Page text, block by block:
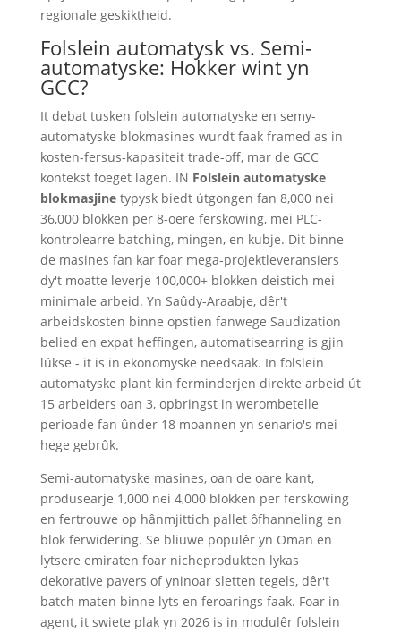
regionale geskiktheid.
Folslein automatysk vs. Semi-
automatyske: Hokker wint yn
GCC?
It debat tusken folslein automatyske en semy-
automatyske blokmasines wurdt faak framed as in
kosten-fersus-kapasiteit trade-off, mar de GCC
kontekst foeget lagen. IN Folslein automatyske
blokmasjine typysk biedt útgongen fan 8,000 nei
36,000 blokken per 8-oere ferskowing, mei PLC-
kontrolearre batching, mingen, en kubje. Dit binne
de masines fan kar foar mega-projektleveransiers
dy't moatte leverje 100,000+ blokken deistich mei
minimale arbeid. Yn Saûdy-Araabje, dêr't
arbeidskosten binne opstien fanwege Saudization
belied en expat heffingen, automatisearring is gjin
lúkse - it is in ekonomyske needsaak. In folslein
automatyske plant kin ferminderjen direkte arbeid út
15 arbeiders oan 3, opbringst in werombetelle
perioade fan ûnder 18 moannen yn senario's mei
hege gebrûk.
Semi-automatyske masines, oan de oare kant,
produsearje 1,000 nei 4,000 blokken per ferskowing
en fertrouwe op hânmjittich pallet ôfhanneling en
blok ferwidering. Se bliuwe populêr yn Oman en
lytsere emiraten foar nicheprodukten lykas
dekorative pavers of yninoar sletten tegels, dêr't
batch maten binne lyts en feroarings faak. Foar in
agent, it swiete plak yn 2026 is in modulêr folslein